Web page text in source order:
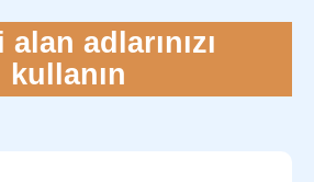
adlarınızı
kullanın